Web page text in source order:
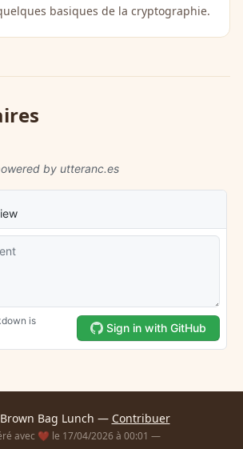
basiques de la cryptographie.
Bag Lunch — Contribuer
avec ❤️ le 17/04/2026 à 00:01 —